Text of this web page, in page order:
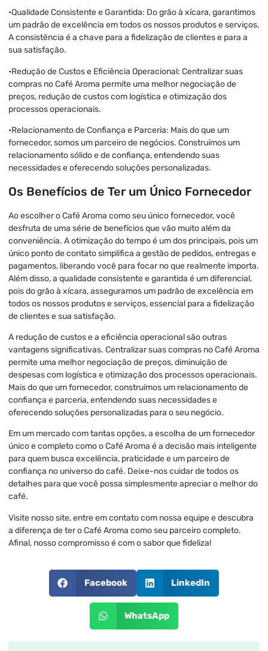
•Qualidade Consistente e Garantida: Do grão à xícara, garantimos
um padrão de excelência em todos os nossos produtos e serviços.
A consistência é a chave para a fidelização de clientes e para a
sua satisfação.
•Redução de Custos e Eficiência Operacional: Centralizar suas
compras no Café Aroma permite uma melhor negociação de
preços, redução de custos com logística e otimização dos
processos operacionais.
•Relacionamento de Confiança e Parceria: Mais do que um
fornecedor, somos um parceiro de negócios. Construímos um
relacionamento sólido e de confiança, entendendo suas
necessidades e oferecendo soluções personalizadas.
Os Benefícios de Ter um Único Fornecedor
Ao escolher o Café Aroma como seu único fornecedor, você
desfruta de uma série de benefícios que vão muito além da
conveniência. A otimização do tempo é um dos principais, pois um
único ponto de contato simplifica a gestão de pedidos, entregas e
pagamentos, liberando você para focar no que realmente importa.
Além disso, a qualidade consistente e garantida é um diferencial,
pois do grão à xícara, asseguramos um padrão de excelência em
todos os nossos produtos e serviços, essencial para a fidelização
de clientes e sua satisfação.
A redução de custos e a eficiência operacional são outras
vantagens significativas. Centralizar suas compras no Café Aroma
permite uma melhor negociação de preços, diminuição de
despesas com logística e otimização dos processos operacionais.
Mais do que um fornecedor, construímos um relacionamento de
confiança e parceria, entendendo suas necessidades e
oferecendo soluções personalizadas para o seu negócio.
Em um mercado com tantas opções, a escolha de um fornecedor
único e completo como o Café Aroma é a decisão mais inteligente
para quem busca excelência, praticidade e um parceiro de
confiança no universo do café. Deixe-nos cuidar de todos os
detalhes para que você possa simplesmente apreciar o melhor do
café.
Visite nosso site, entre em contato com nossa equipe e descubra
a diferença de ter o Café Aroma como seu parceiro completo.
Afinal, nosso compromisso é com o sabor que fideliza!
Facebook LinkedIn
WhatsApp